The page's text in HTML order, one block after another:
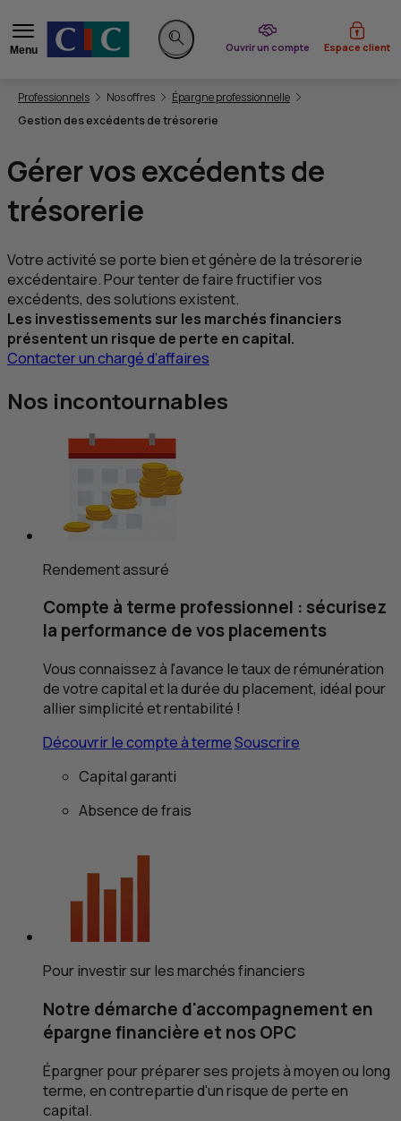
Menu
Rechercher sur le site
Ouvrir un compte
du CIC Espace client
Vous êtes ici:
Professionnels Nos offres
Épargne professionnelle
Gestion des excédents de trésorerie
Gérer vos excédents de
trésorerie
Votre activité se porte bien et génère de la trésorerie
excédentaire. Pour tenter de faire fructifier vos
excédents, des solutions existent.
Les investissements sur les marchés financiers
présentent un risque de perte en capital.
Contacter un chargé d’affaires
Nos incontournables
Rendement assuré
Compte à terme professionnel : sécurisez
la performance de vos placements
Vous connaissez à l'avance le taux de rémunération
de votre capital et la durée du placement, idéal pour
allier simplicité et rentabilité !
Découvrir le compte à termeSouscrire
Capital garanti
Absence de frais
Pour investir sur les marchés financiers
Notre démarche d'accompagnement en
épargne financière et nosOPC
Épargner pour préparer ses projets à moyen ou long
terme, en contrepartie d'un risque de perte en
capital.